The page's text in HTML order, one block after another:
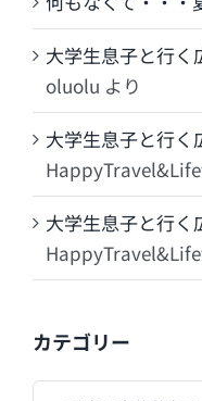
大学生息子と行
oluolu より
大学生息子と行
大学生息子と行
カテゴリー